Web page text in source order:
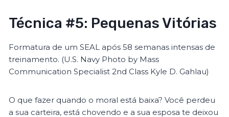
Técnica #5: Pequenas Vitórias
Formatura de um SEAL após 58 semanas intensas de
treinamento. (U.S. Navy Photo by Mass
Communication Specialist 2nd Class Kyle D. Gahlau)
O que fazer quando o moral está baixa? Você perdeu
a sua carteira, está chovendo e a sua esposa te deixou